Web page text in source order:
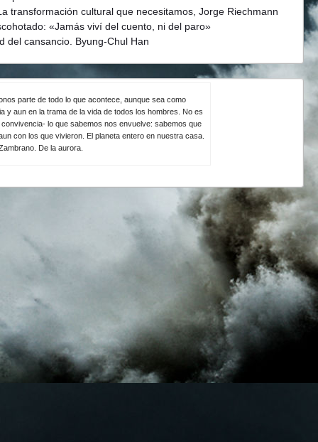
transformación cultural que necesitamos, Jorge Riechmann
«Jamás viví del cuento, ni del paro»
del cansancio. Byung-Chul Han
parte de todo lo que acontece, aunque sea como
y aun en la trama de la vida de todos los hombres. No es
lo que sabemos nos envuelve: sabemos que
con los que vivieron. El planeta entero en nuestra casa.
De la aurora.